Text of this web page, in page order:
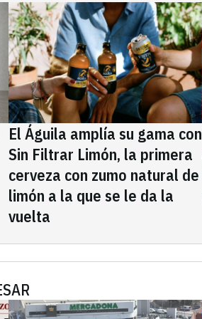
El Águila amplía su gama con
Sin Filtrar Limón, la primera
cerveza con zumo natural de
limón a la que se le da la
vuelta